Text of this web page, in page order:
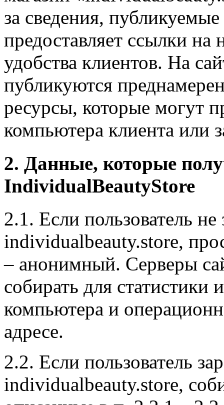
за сведения,
предоставляет ссылки на
удобства клиентов. На
публикуются
ресурсы, которые могут
компьютера клиента или
2. Данные, которые
IndividualBeautyStore
2.1. Если пользователь не
individualbeauty.store,
– анонимный. Серверы
собирать для
компьютера и
адресе.
2.2. Если пользователь
individualbeauty.store,